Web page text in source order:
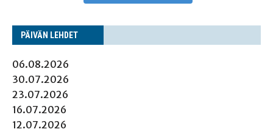
PÄI­VÄN LEHDET
06.08.2026
30.07.2026
23.07.2026
16.07.2026
12.07.2026